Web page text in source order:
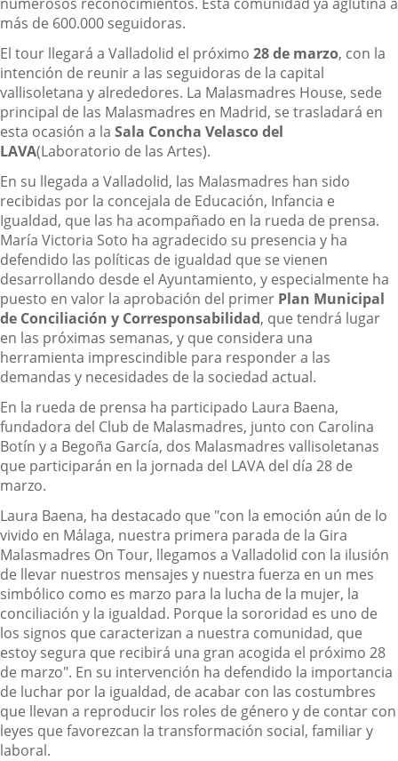
más de 600.000 seguidoras.
El tour llegará a Valladolid el próximo 28 de marzo, con la
intención de reunir a las seguidoras de la capital
vallisoletana y alrededores. La Malasmadres House, sede
principal de las Malasmadres en Madrid, se trasladará en
esta ocasión a la Sala Concha Velasco del
LAVA(Laboratorio de las Artes).
En su llegada a Valladolid, las Malasmadres han sido
recibidas por la concejala de Educación, Infancia e
Igualdad, que las ha acompañado en la rueda de prensa.
María Victoria Soto ha agradecido su presencia y ha
defendido las políticas de igualdad que se vienen
desarrollando desde el Ayuntamiento, y especialmente ha
puesto en valor la aprobación del primer Plan Municipal
de Conciliación y Corresponsabilidad, que tendrá lugar
en las próximas semanas, y que considera una
herramienta imprescindible para responder a las
demandas y necesidades de la sociedad actual.
En la rueda de prensa ha participado Laura Baena,
fundadora del Club de Malasmadres, junto con Carolina
Botín y a Begoña García, dos Malasmadres vallisoletanas
que participarán en la jornada del LAVA del día 28 de
marzo.
Laura Baena, ha destacado que "con la emoción aún de lo
vivido en Málaga, nuestra primera parada de la Gira
Malasmadres On Tour, llegamos a Valladolid con la ilusión
de llevar nuestros mensajes y nuestra fuerza en un mes
simbólico como es marzo para la lucha de la mujer, la
conciliación y la igualdad. Porque la sororidad es uno de
los signos que caracterizan a nuestra comunidad, que
estoy segura que recibirá una gran acogida el próximo 28
de marzo". En su intervención ha defendido la importancia
de luchar por la igualdad, de acabar con las costumbres
que llevan a reproducir los roles de género y de contar con
leyes que favorezcan la transformación social, familiar y
laboral.